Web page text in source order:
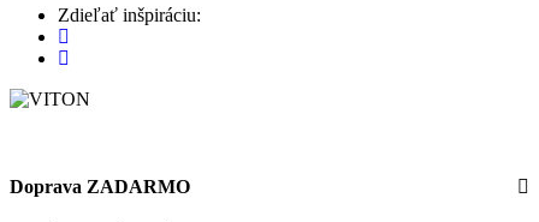
Zdieľať inšpiráciu:
Doprava ZADARMO